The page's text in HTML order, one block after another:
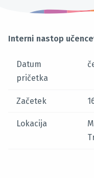
Interni nastop
Datum
pričetka
Začetek
Lokacija